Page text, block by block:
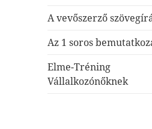
A vevőszerző
Az 1 soros
Elme-Tréning
Vállalkozónőknek